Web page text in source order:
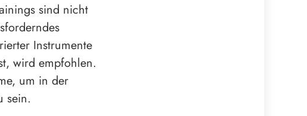
sind nicht
Instrumente
wird empfohlen.
um in der
sein.